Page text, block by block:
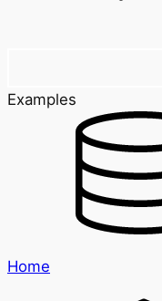
Examples
Home